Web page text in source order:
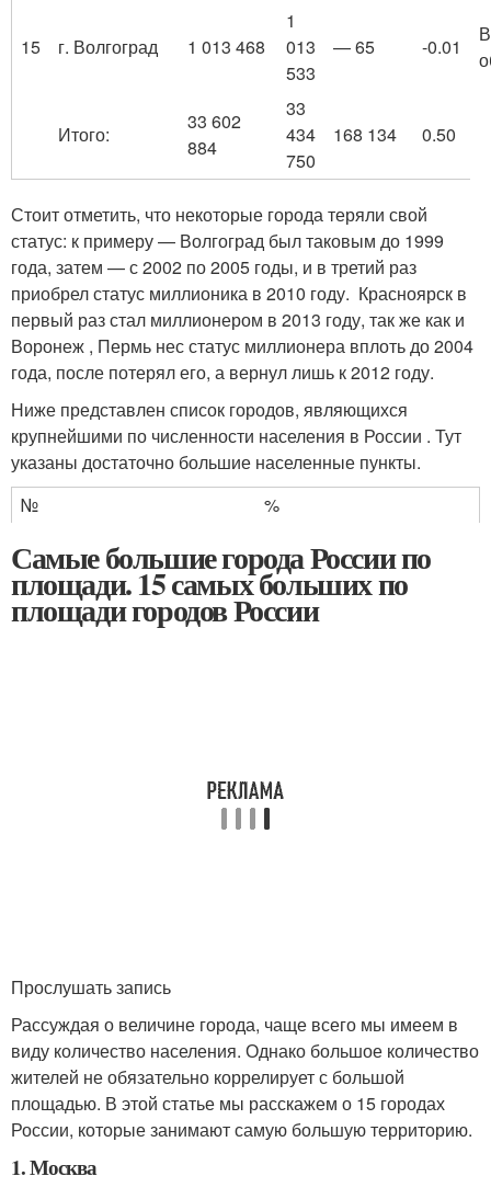
15 г. Волгоград 1 013 468
1
013
533
— 65 -0.01
Итого:
33 602
884
33
434
750
168 134 0.50
Стоит отметить, что некоторые города теряли свой
статус: к примеру — Волгоград был таковым до 1999
года, затем — с 2002 по 2005 годы, и в третий раз
приобрел статус миллионика в 2010 году. Красноярск в
первый раз стал миллионером в 2013 году, так же как и
Воронеж , Пермь нес статус миллионера вплоть до 2004
года, после потерял его, а вернул лишь к 2012 году.
Ниже представлен список городов, являющихся
крупнейшими по численности населения в России . Тут
указаны достаточно большие населенные пункты.
№
%
Самые большие города России по
площади. 15 самых больших по
площади городов России
Прослушать запись
Рассуждая о величине города, чаще всего мы имеем в
виду количество населения. Однако большое количество
жителей не обязательно коррелирует с большой
площадью. В этой статье мы расскажем о 15 городах
России, которые занимают самую большую территорию.
1. Москва